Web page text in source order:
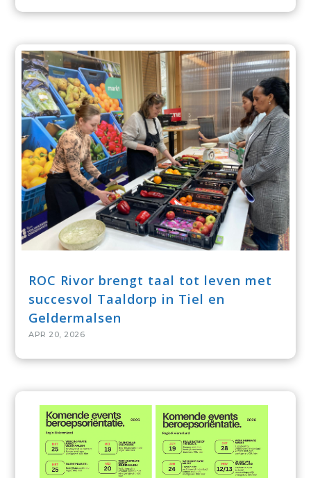
ROC Rivor brengt taal tot leven met
succesvol Taaldorp in Tiel en
Geldermalsen
APR 20, 2026